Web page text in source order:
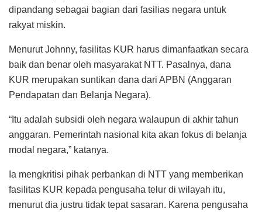
dipandang sebagai bagian dari fasilias negara untuk
rakyat miskin.
Menurut Johnny, fasilitas KUR harus dimanfaatkan secara
baik dan benar oleh masyarakat NTT. Pasalnya, dana
KUR merupakan suntikan dana dari APBN (Anggaran
Pendapatan dan Belanja Negara).
“Itu adalah subsidi oleh negara walaupun di akhir tahun
anggaran. Pemerintah nasional kita akan fokus di belanja
modal negara,” katanya.
Ia mengkritisi pihak perbankan di NTT yang memberikan
fasilitas KUR kepada pengusaha telur di wilayah itu,
menurut dia justru tidak tepat sasaran. Karena pengusaha